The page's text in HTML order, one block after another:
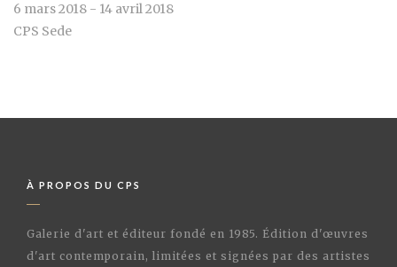
6 mars 2018 - 14 avril 2018
CPS Sede
À PROPOS DU CPS
Galerie d'art et éditeur fondé en 1985. Édition d'œuvres
d'art contemporain, limitées et signées par des artistes